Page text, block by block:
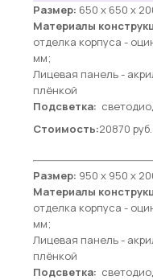
Размер: 650 х 650 х
Материалы
отделка корпуса -
мм;
Лицевая панель -
плёнкой
Подсветка:
Стоимость:20870 руб.
Размер: 950 х 950 х
Материалы
отделка корпуса -
мм;
Лицевая панель -
плёнкой
Подсветка: